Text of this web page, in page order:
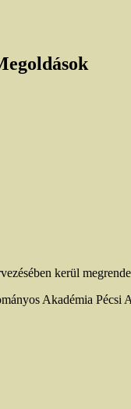
kerül
Akadémia Pécsi